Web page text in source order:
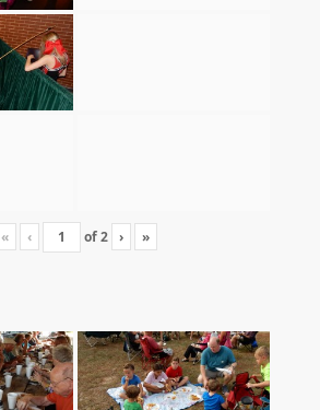
« ‹ of2 › »